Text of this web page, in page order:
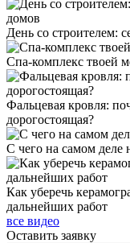
День со строителем:
Спа-комплекс твоей
Фальцевая кровля:
дорогостоящая?
С чего на самом деле
Как уберечь
дальнейших работ
все видео
Оставить заявку